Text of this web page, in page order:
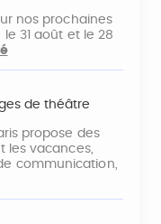
nos prochaines
31 août et le 28
de théâtre
propose des
les vacances,
communication,